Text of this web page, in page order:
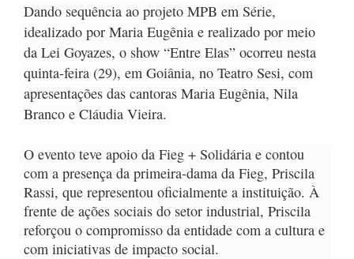
Dando sequência ao projeto MPB em Série,
idealizado por Maria Eugênia e realizado por meio
da Lei Goyazes, o show “Entre Elas” ocorreu nesta
quinta-feira (29), em Goiânia, no Teatro Sesi, com
apresentações das cantoras Maria Eugênia, Nila
Branco e Cláudia Vieira.
O evento teve apoio da Fieg + Solidária e contou
com a presença da primeira-dama da Fieg, Priscila
Rassi, que representou oficialmente a instituição. À
frente de ações sociais do setor industrial, Priscila
reforçou o compromisso da entidade com a cultura e
com iniciativas de impacto social.